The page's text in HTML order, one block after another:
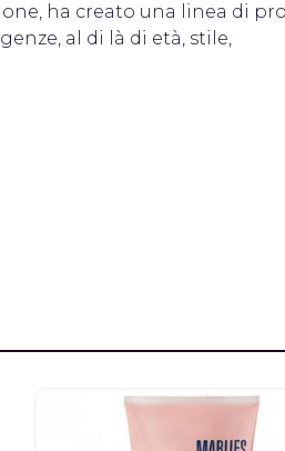
ha creato una linea di
al di là di età, stile,